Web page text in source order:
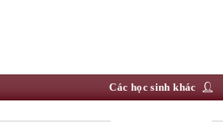
Các học sinh khác